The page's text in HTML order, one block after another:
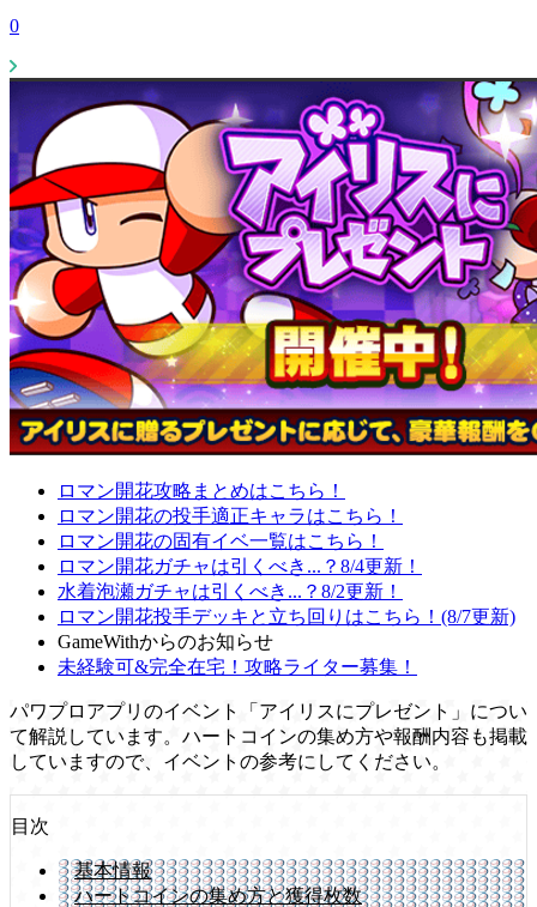
0
ロマン開花攻略まとめはこちら！
ロマン開花の投手適正キャラはこちら！
ロマン開花の固有イベ一覧はこちら！
ロマン開花ガチャは引くべき...？8/4更新！
水着泡瀬ガチャは引くべき...？8/2更新！
ロマン開花投手デッキと立ち回りはこちら！(8/7更新)
GameWithからのお知らせ
未経験可&完全在宅！攻略ライター募集！
パワプロアプリのイベント「アイリスにプレゼント」につい
て解説しています。ハートコインの集め方や報酬内容も掲載
していますので、イベントの参考にしてください。
目次
基本情報
ハートコインの集め方と獲得枚数